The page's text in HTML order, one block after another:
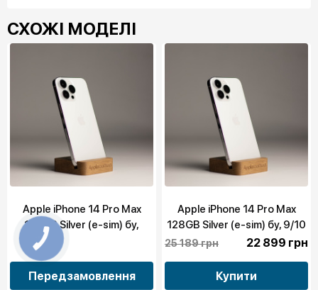
СХОЖІ МОДЕЛІ
Apple iPhone 14 Pro Max
128GB Silver (e-sim) бу,
Передзамовлення
Apple iPhone 14 Pro Max
128GB Silver (e-sim) бу, 9/10
25 189 грн 22 899 грн
Купити